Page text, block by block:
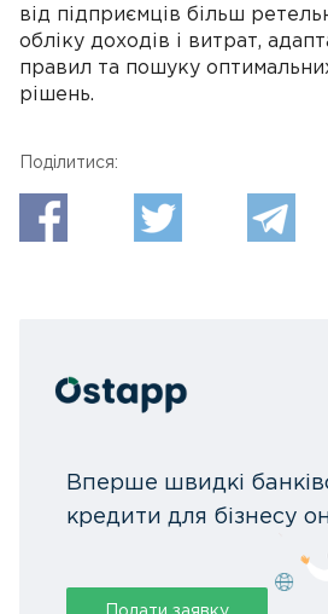
від підприємців більш
обліку доходів і витрат,
правил та пошуку
рішень.
Поділитися:
Вперше швидкі
кредити для бізнесу